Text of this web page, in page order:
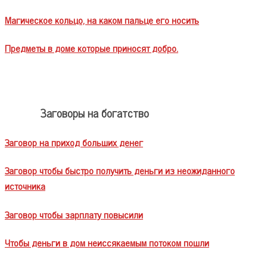
Магическое кольцо, на каком пальце его носить
Предметы в доме которые приносят добро.
Заговоры на богатство
Заговор на приход больших денег
Заговор чтобы быстро получить деньги из неожиданного
источника
Заговор чтобы зарплату повысили
Чтобы деньги в дом неиссякаемым потоком пошли